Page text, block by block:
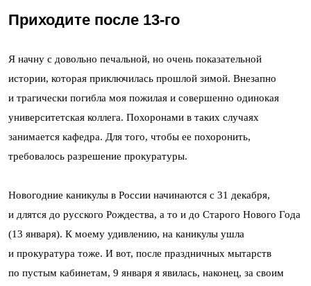
Приходите после 13-го
Я начну с довольно печальной, но очень показательной
истории, которая приключилась прошлой зимой. Внезапно
и трагически погибла моя пожилая и совершенно одинокая
университетская коллега. Похоронами в таких случаях
занимается кафедра. Для того, чтобы ее похоронить,
требовалось разрешение прокуратуры.
Новогодние каникулы в России начинаются с 31 декабря,
и длятся до русского Рождества, а то и до Старого Нового Года
(13 января). К моему удивлению, на каникулы ушла
и прокуратура тоже. И вот, после праздничных мытарств
по пустым кабинетам, 9 января я явилась, наконец, за своим